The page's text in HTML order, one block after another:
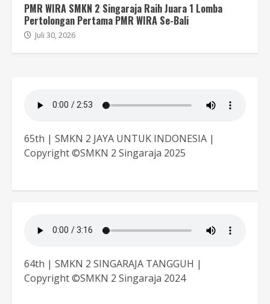
PMR WIRA SMKN 2 Singaraja Raih Juara 1 Lomba
Pertolongan Pertama PMR WIRA Se-Bali
Juli 30, 2026
65th | SMKN 2 JAYA UNTUK INDONESIA |
Copyright ©SMKN 2 Singaraja 2025
64th | SMKN 2 SINGARAJA TANGGUH |
Copyright ©SMKN 2 Singaraja 2024